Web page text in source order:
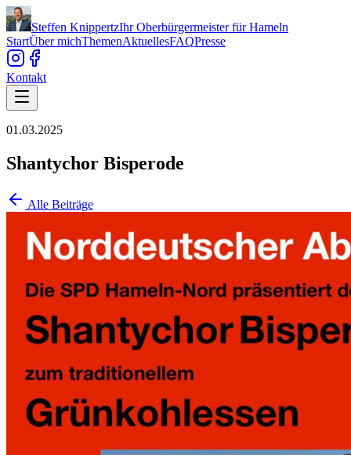
Steffen KnippertzIhr Oberbürgermeister für Hameln
StartÜber michThemenAktuellesFAQPresse
Kontakt
01.03.2025
Shantychor Bisperode
Alle Beiträge